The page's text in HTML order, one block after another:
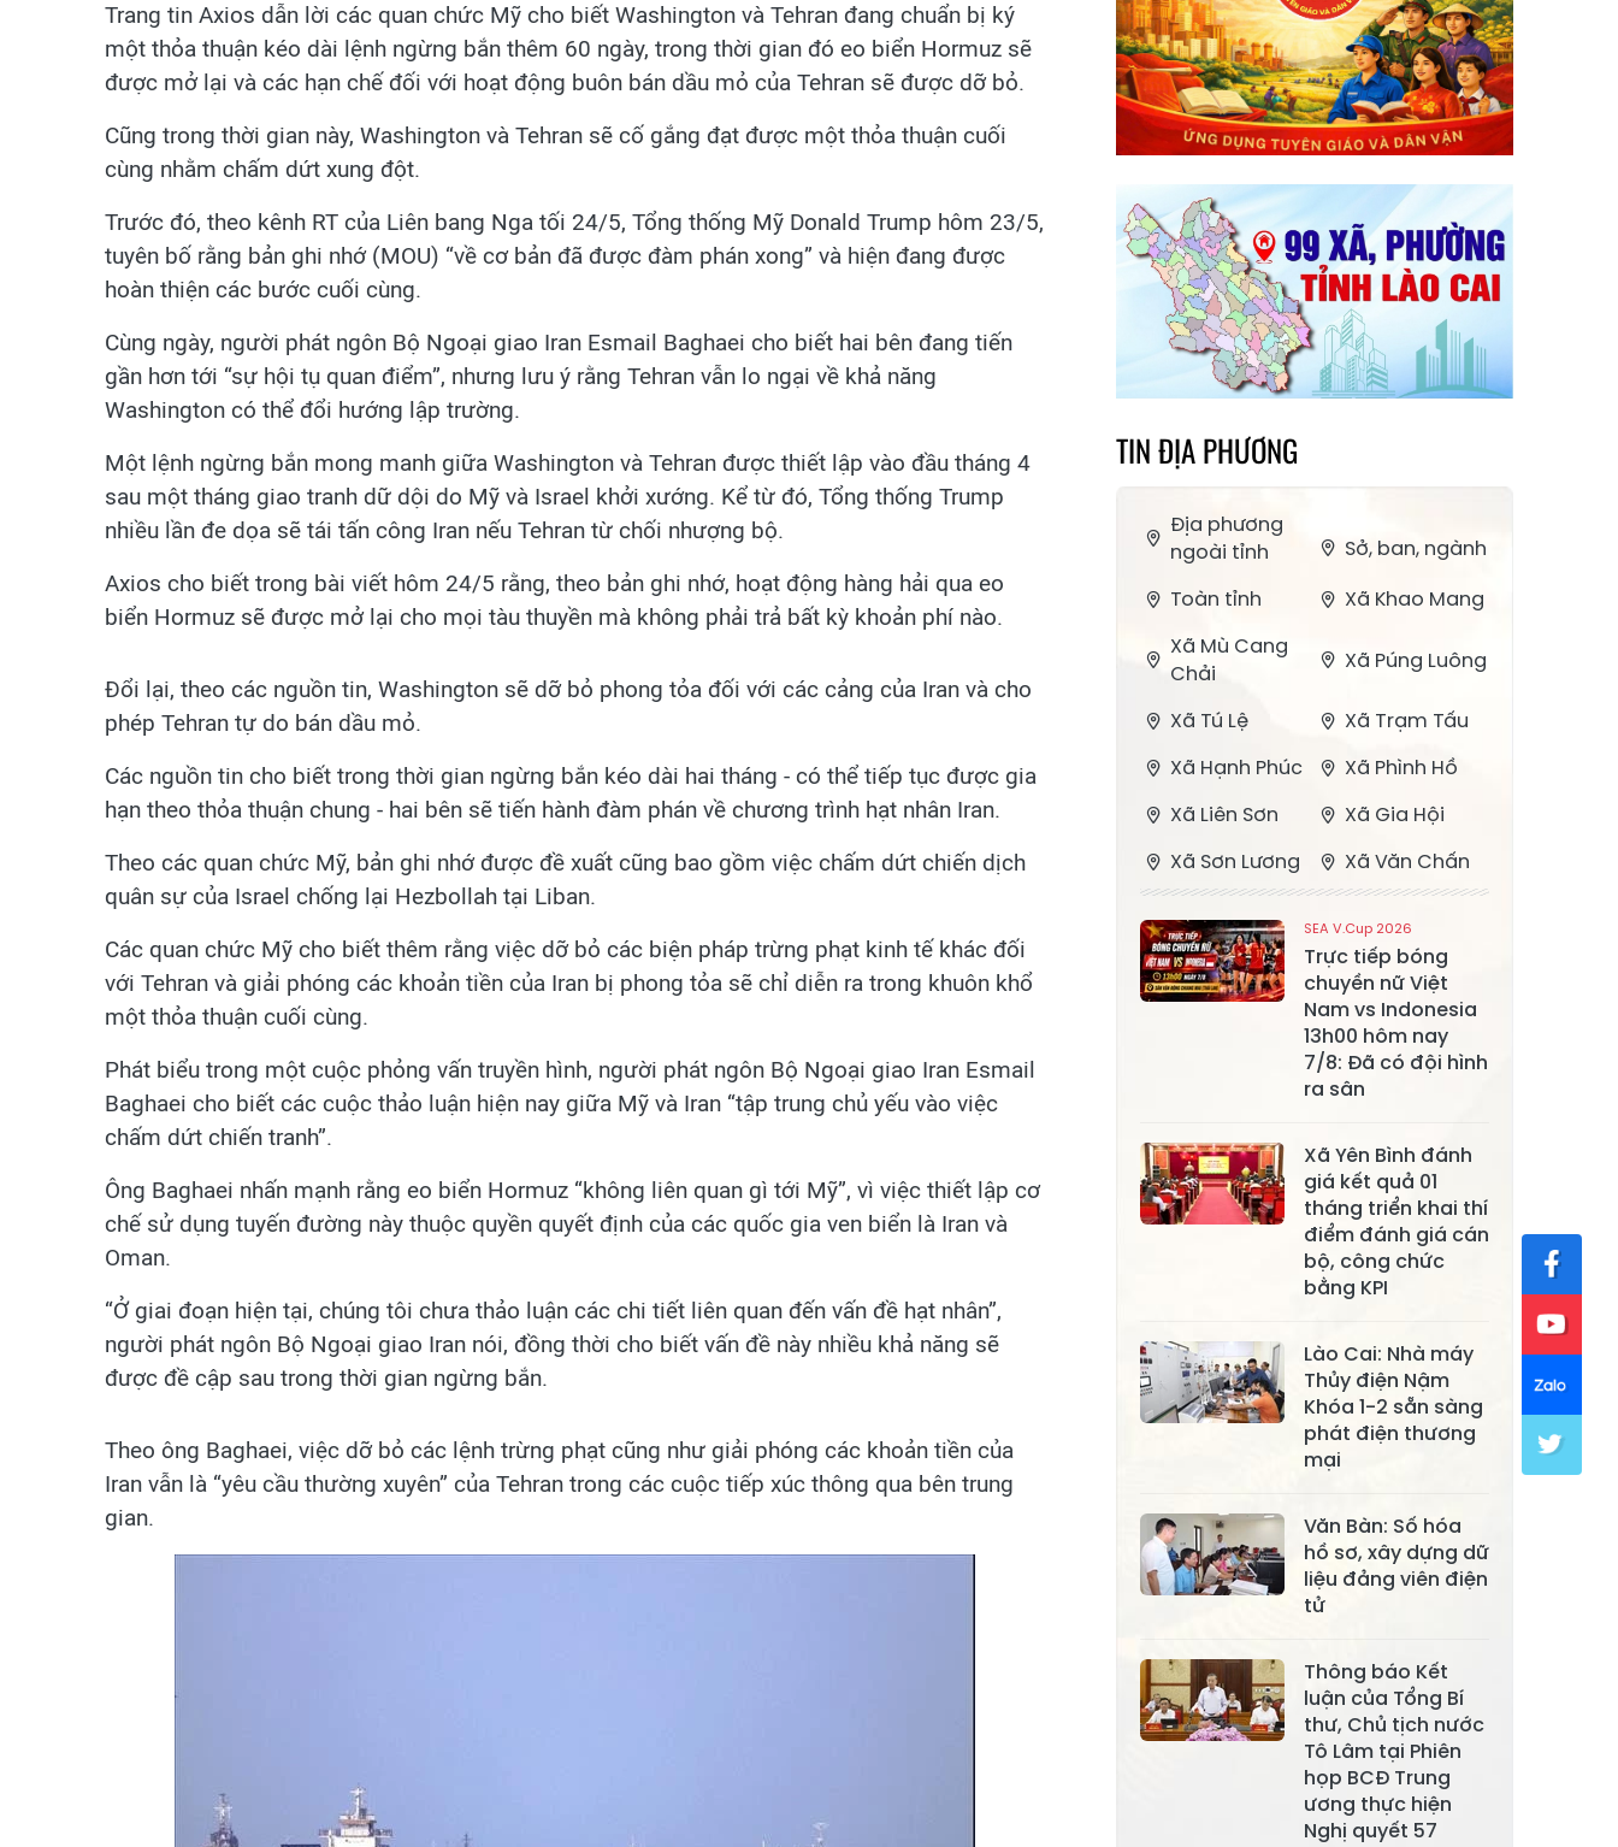
Trang tin Axios dẫn lời các quan chức Mỹ cho biết Washington và Tehran đang chuẩn bị ký
một thỏa thuận kéo dài lệnh ngừng bắn thêm 60 ngày, trong thời gian đó eo biển Hormuz sẽ
được mở lại và các hạn chế đối với hoạt động buôn bán dầu mỏ của Tehran sẽ được dỡ bỏ.
Cũng trong thời gian này, Washington và Tehran sẽ cố gắng đạt được một thỏa thuận cuối
cùng nhằm chấm dứt xung đột.
Trước đó, theo kênh RT của Liên bang Nga tối 24/5, Tổng thống Mỹ Donald Trump hôm 23/5,
tuyên bố rằng bản ghi nhớ (MOU) “về cơ bản đã được đàm phán xong” và hiện đang được
hoàn thiện các bước cuối cùng.
Cùng ngày, người phát ngôn Bộ Ngoại giao Iran Esmail Baghaei cho biết hai bên đang tiến
gần hơn tới “sự hội tụ quan điểm”, nhưng lưu ý rằng Tehran vẫn lo ngại về khả năng
Washington có thể đổi hướng lập trường.
Một lệnh ngừng bắn mong manh giữa Washington và Tehran được thiết lập vào đầu tháng 4
sau một tháng giao tranh dữ dội do Mỹ và Israel khởi xướng. Kể từ đó, Tổng thống Trump
nhiều lần đe dọa sẽ tái tấn công Iran nếu Tehran từ chối nhượng bộ.
Axios cho biết trong bài viết hôm 24/5 rằng, theo bản ghi nhớ, hoạt động hàng hải qua eo
biển Hormuz sẽ được mở lại cho mọi tàu thuyền mà không phải trả bất kỳ khoản phí nào.
Đổi lại, theo các nguồn tin, Washington sẽ dỡ bỏ phong tỏa đối với các cảng của Iran và cho
phép Tehran tự do bán dầu mỏ.
Các nguồn tin cho biết trong thời gian ngừng bắn kéo dài hai tháng - có thể tiếp tục được gia
hạn theo thỏa thuận chung - hai bên sẽ tiến hành đàm phán về chương trình hạt nhân Iran.
Theo các quan chức Mỹ, bản ghi nhớ được đề xuất cũng bao gồm việc chấm dứt chiến dịch
quân sự của Israel chống lại Hezbollah tại Liban.
Các quan chức Mỹ cho biết thêm rằng việc dỡ bỏ các biện pháp trừng phạt kinh tế khác đối
với Tehran và giải phóng các khoản tiền của Iran bị phong tỏa sẽ chỉ diễn ra trong khuôn khổ
một thỏa thuận cuối cùng.
Phát biểu trong một cuộc phỏng vấn truyền hình, người phát ngôn Bộ Ngoại giao Iran Esmail
Baghaei cho biết các cuộc thảo luận hiện nay giữa Mỹ và Iran “tập trung chủ yếu vào việc
chấm dứt chiến tranh”.
Ông Baghaei nhấn mạnh rằng eo biển Hormuz “không liên quan gì tới Mỹ”, vì việc thiết lập cơ
chế sử dụng tuyến đường này thuộc quyền quyết định của các quốc gia ven biển là Iran và
Oman.
“Ở giai đoạn hiện tại, chúng tôi chưa thảo luận các chi tiết liên quan đến vấn đề hạt nhân”,
người phát ngôn Bộ Ngoại giao Iran nói, đồng thời cho biết vấn đề này nhiều khả năng sẽ
được đề cập sau trong thời gian ngừng bắn.
Theo ông Baghaei, việc dỡ bỏ các lệnh trừng phạt cũng như giải phóng các khoản tiền của
Iran vẫn là “yêu cầu thường xuyên” của Tehran trong các cuộc tiếp xúc thông qua bên trung
gian.
TIN ĐỊA PHƯƠNG
Địa phương
ngoài tỉnh
Sở, ban, ngành
Toàn tỉnh
Xã Khao Mang
Xã Mù Cang
Chải
Xã Púng Luông
Xã Tú Lệ
Xã Trạm Tấu
Xã Hạnh Phúc
Xã Phình Hồ
Xã Liên Sơn
Xã Gia Hội
Xã Sơn Lương
Xã Văn Chấn
Bằng La
Xã Chấn Thịnh
Xã Nghĩa Tâm
Xã Phong Dụ
Hạ
Xã Lâm Giang
Xã Mậu A Xã Xuân Ái
Xã Lâm
Thượng
Xã Tân Lĩnh
Xã Khánh Hòa
Xã Phúc Lợi
Xã Mường Lai
Xã Cảm Nhân
Xã Thác Bà
Xã Trấn Yên
Xã Hưng
Khánh
Xã Quy Mông
Xã Cốc San
Xã Hợp Thành
Xã Phong Hải
Xã Bảo Thắng
SEA V.Cup 2026
Trực tiếp bóng
chuyền nữ Việt
Nam vs Indonesia
13h00 hôm nay
7/8: Đã có đội hình
ra sân
Xã Yên Bình đánh
giá kết quả 01
tháng triển khai thí
điểm đánh giá cán
bộ, công chức
bằng KPI
Lào Cai: Nhà máy
Thủy điện Nậm
Khóa 1-2 sẵn sàng
phát điện thương
mại
Văn Bàn: Số hóa
hồ sơ, xây dựng dữ
liệu đảng viên điện
tử
Thông báo Kết
luận của Tổng Bí
thư, Chủ tịch nước
Tô Lâm tại Phiên
họp BCĐ Trung
ương thực hiện
Nghị quyết 57